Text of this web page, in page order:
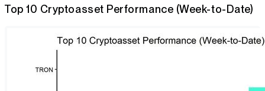
Top 10 Cryptoasset Performance (Week-to-Date)